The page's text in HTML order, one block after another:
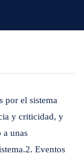
por el sistema
y criticidad, y
a unas
Eventos